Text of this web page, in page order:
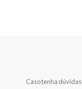
Caso tenha